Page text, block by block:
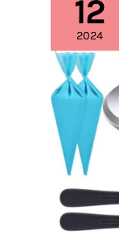
12
2024